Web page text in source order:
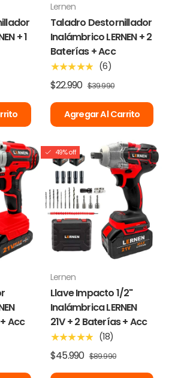
+ 1
Lernen
Taladro Destornillador
Inalámbrico LERNEN + 2
Baterías + Acc
★★★★★ (6)
$22.990 $39.990
Agregar Al Carrito
Acc
49% off
Lernen
Llave Impacto 1/2"
Inalámbrica LERNEN
21V + 2 Baterías + Acc
★★★★★ (18)
$45.990 $89.990